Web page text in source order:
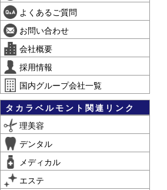
よくあるご質問
お問い合わせ
会社概要
採用情報
国内グループ会社一覧
タカラベルモント関連リンク
理美容
デンタル
メディカル
エステ